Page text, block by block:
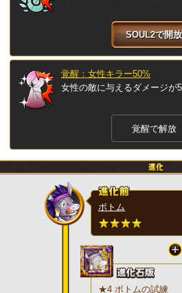
SOUL2で開放
覚醒：女性キラー50%
女性の敵に与えるダメージが
覚醒で解放
ボトム
★4 ボトムの試練